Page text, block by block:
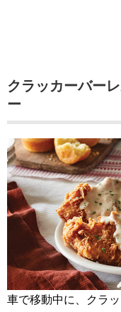
クラッカーバー
ー
車で移動中に、クラ